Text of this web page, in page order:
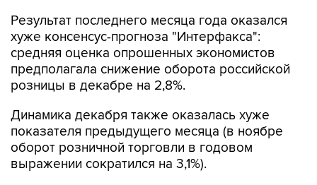
Результат последнего месяца года оказался
хуже консенсус-прогноза "Интерфакса":
средняя оценка опрошенных экономистов
предполагала снижение оборота российской
розницы в декабре на 2,8%.
Динамика декабря также оказалась хуже
показателя предыдущего месяца (в ноябре
оборот розничной торговли в годовом
выражении сократился на 3,1%).